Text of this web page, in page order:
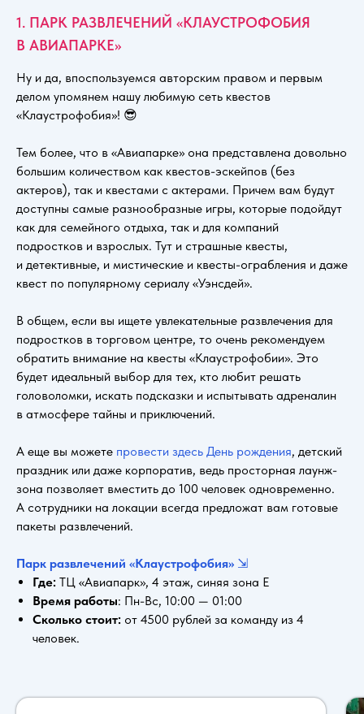
1. ПАРК РАЗВЛЕЧЕНИЙ «КЛАУСТРОФОБИЯ
В АВИАПАРКЕ»
Ну и да, впоспользуемся авторским правом и первым
делом упомянем нашу любимую сеть квестов
«Клаустрофобия»! 😎
Тем более, что в «Авиапарке» она представлена довольно
большим количеством как квестов-эскейпов (без
актеров), так и квестами с актерами. Причем вам будут
доступны самые разнообразные игры, которые подойдут
как для семейного отдыха, так и для компаний
подростков и взрослых. Тут и страшные квесты,
и детективные, и мистические и квесты-ограбления и даже
квест по популярному сериалу «Уэнсдей».
В общем, если вы ищете увлекательные развлечения для
подростков в торговом центре, то очень рекомендуем
обратить внимание на квесты «Клаустрофобии». Это
будет идеальный выбор для тех, кто любит решать
головоломки, искать подсказки и испытывать адреналин
в атмосфере тайны и приключений.
А еще вы можете провести здесь День рождения, детский
праздник или даже корпоратив, ведь просторная лаунж-
зона позволяет вместить до 100 человек одновременно.
А сотрудники на локации всегда предложат вам готовые
пакеты развлечений.
Парк развлечений «Клаустрофобия» ⇲
Где: ТЦ «Авиапарк», 4 этаж, синяя зона Е
Время работы: Пн-Вс, 10:00 — 01:00
Сколько стоит: от 4500 рублей за команду из 4
человек.